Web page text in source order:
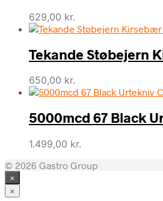
629,00 kr.
Tekande Støbejern
650,00 kr.
5000mcd 67 Black
1.499,00 kr.
© 2026 Gastro Group
×
×